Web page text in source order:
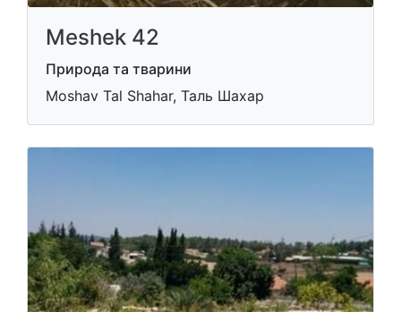
Meshek 42
Природа та тварини
Moshav Tal Shahar, Таль Шахар